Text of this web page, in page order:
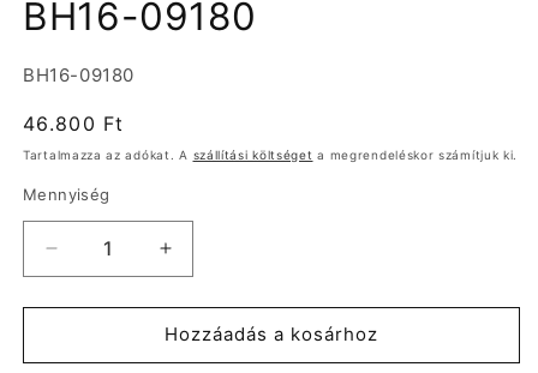
BH16-09180
Termékváltozat:
BH16-09180
Normál
ár
46.800 Ft
Tartalmazza az adókat. A szállítási költséget a megrendeléskor számítjuk ki.
Mennyiség
Braytron
Led
Függeszték(csillár)
35W
Braytron
Led
Függeszték(csillár)
Fehér
35W
Hozzáadás a kosárhoz